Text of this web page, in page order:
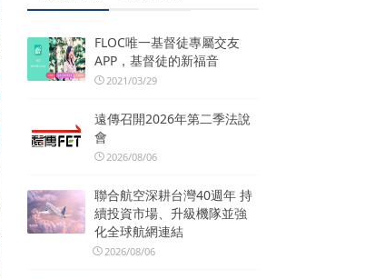
FLOC唯一基督徒專屬交友
APP，基督徒的新福音
2021/03/29
遠傳召開2026年第二季法說
會
2026/08/06
聯合航空深耕台灣40週年 持
續投資市場、升級機隊並強
化全球航網連結
2026/08/06